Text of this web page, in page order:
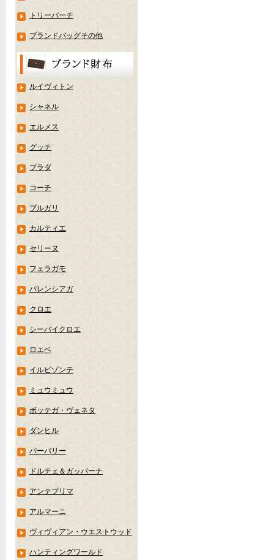
トリーバーチ
ブランドバッグその他
ルイヴィトン
シャネル
エルメス
グッチ
プラダ
コーチ
ブルガリ
カルティエ
セリーヌ
フェラガモ
バレンシアガ
クロエ
シーバイクロエ
ロエベ
イルビゾンテ
ミュウミュウ
ボッテガ・ヴェネタ
ダンヒル
バーバリー
ドルチェ＆ガッパーナ
アンテプリマ
アルマーニ
ヴィヴィアン・ウエストウッド
ハンティングワールド